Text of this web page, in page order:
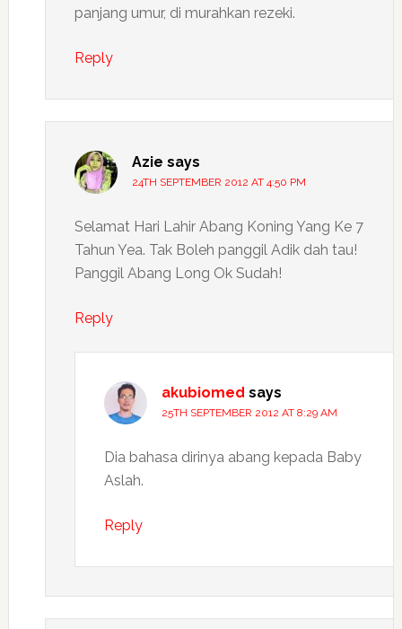
panjang umur, di murahkan rezeki.
Reply
Azie says
24TH SEPTEMBER 2012 AT 4:50 PM
Selamat Hari Lahir Abang Koning Yang Ke 7
Tahun Yea. Tak Boleh panggil Adik dah tau!
Panggil Abang Long Ok Sudah!
Reply
akubiomed says
25TH SEPTEMBER 2012 AT 8:29 AM
Dia bahasa dirinya abang kepada Baby
Aslah.
Reply